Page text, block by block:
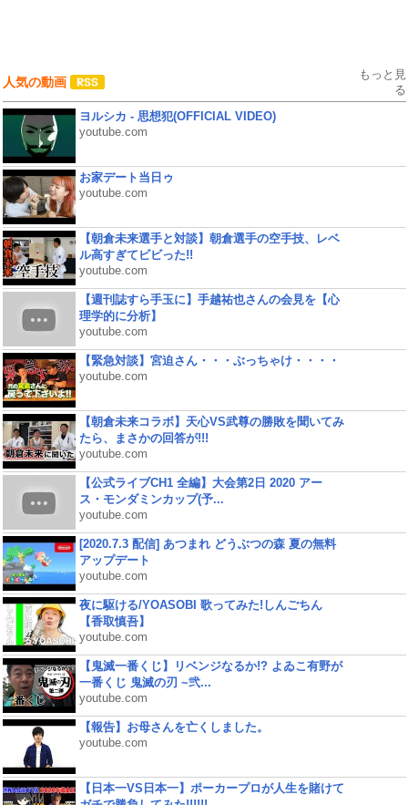
人気の動画
もっと見
る
ヨルシカ - 思想犯(OFFICIAL VIDEO)
youtube.com
お家デート当日ゥ
youtube.com
【朝倉未来選手と対談】朝倉選手の空手技、レベ
ル高すぎてビビった!!
youtube.com
【週刊誌すら手玉に】手越祐也さんの会見を【心
理学的に分析】
youtube.com
【緊急対談】宮迫さん・・・ぶっちゃけ・・・・
youtube.com
【朝倉未来コラボ】天心VS武尊の勝敗を聞いてみ
たら、まさかの回答が!!!
youtube.com
【公式ライブCH1 全編】大会第2日 2020 アー
ス・モンダミンカップ(予...
youtube.com
[2020.7.3 配信] あつまれ どうぶつの森 夏の無料
アップデート
youtube.com
夜に駆ける/YOASOBI 歌ってみた!しんごちん
【香取慎吾】
youtube.com
【鬼滅一番くじ】リベンジなるか!? よゐこ有野が
一番くじ 鬼滅の刃 ~弐...
youtube.com
【報告】お母さんを亡くしました。
youtube.com
【日本一VS日本一】ポーカープロが人生を賭けて